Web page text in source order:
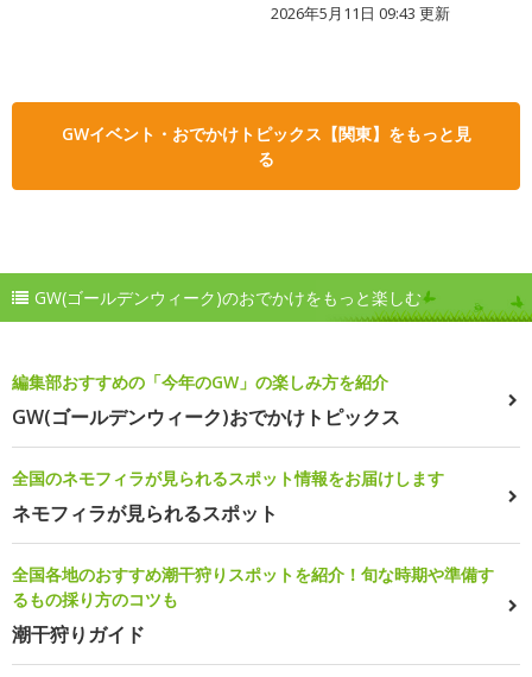
2026年5月11日 09:43 更新
GWイベント・おでかけトピックス【関東】をもっと見
る
GW(ゴールデンウィーク)のおでかけをもっと楽しむ
編集部おすすめの「今年のGW」の楽しみ方を紹介
GW(ゴールデンウィーク)おでかけトピックス
全国のネモフィラが見られるスポット情報をお届けします
ネモフィラが見られるスポット
全国各地のおすすめ潮干狩りスポットを紹介！旬な時期や準備す
るもの採り方のコツも
潮干狩りガイド